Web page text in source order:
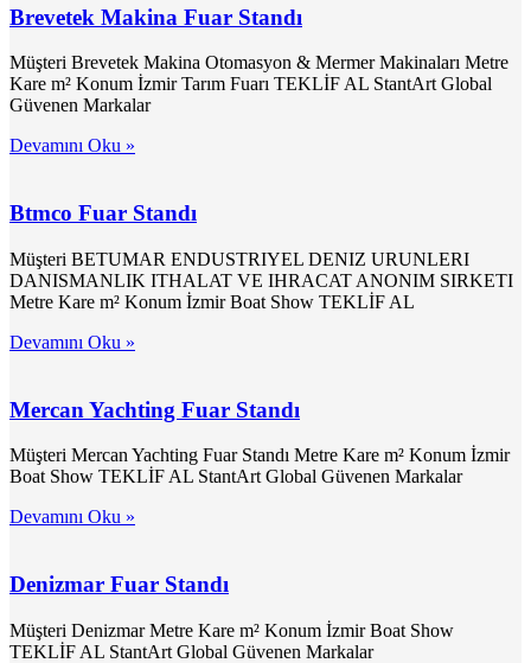
Brevetek Makina Fuar Standı
Müşteri Brevetek Makina Otomasyon & Mermer Makinaları Metre
Kare m² Konum İzmir Tarım Fuarı TEKLİF AL StantArt Global
Güvenen Markalar
Devamını Oku »
Btmco Fuar Standı
Müşteri BETUMAR ENDUSTRIYEL DENIZ URUNLERI
DANISMANLIK ITHALAT VE IHRACAT ANONIM SIRKETI
Metre Kare m² Konum İzmir Boat Show TEKLİF AL
Devamını Oku »
Mercan Yachting Fuar Standı
Müşteri Mercan Yachting Fuar Standı Metre Kare m² Konum İzmir
Boat Show TEKLİF AL StantArt Global Güvenen Markalar
Devamını Oku »
Denizmar Fuar Standı
Müşteri Denizmar Metre Kare m² Konum İzmir Boat Show
TEKLİF AL StantArt Global Güvenen Markalar